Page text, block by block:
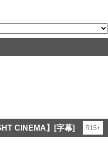
CINEMA】[字幕] R15+